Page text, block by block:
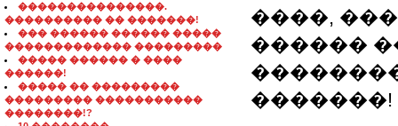
���������������.
���������� �� �������!
��� ������ ������ �����
������������� ���������
����� ������ � ����
������!
����� �� ���������
��������� �����������
��������!?
����,
������
�������!